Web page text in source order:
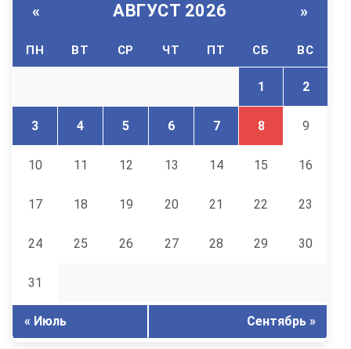
« АВГУСТ 2026 »
ПН ВТ СР ЧТ ПТ СБ ВС
1 2
3 4 5 6 7 8 9
10 11 12 13 14 15 16
17 18 19 20 21 22 23
24 25 26 27 28 29 30
31
« Июль Сентябрь »